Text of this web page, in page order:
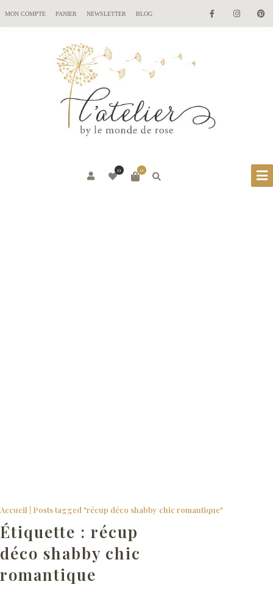
MON COMPTE PANIER NEWSLETTER BLOG
0
0
Accueil Posts tagged "récup déco shabby chic romantique"
Étiquette : récup
déco shabby chic
romantique